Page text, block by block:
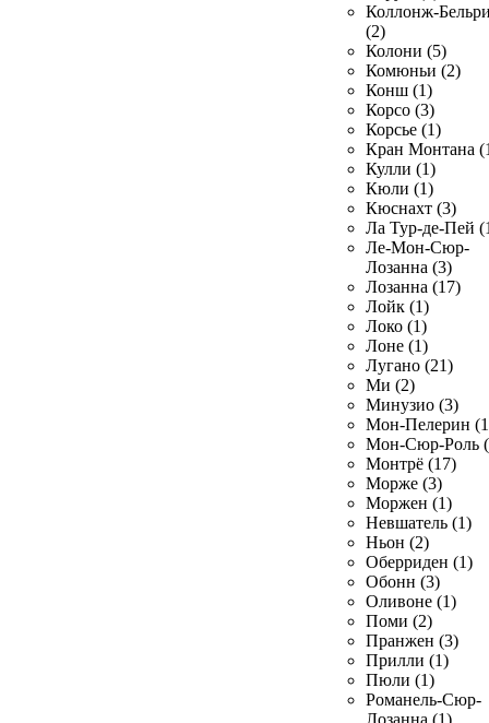
Коллонж-
(2)
Колони (5)
Комюньи (2)
Конш (1)
Корсо (3)
Корсье (1)
Кран Монтана
Кулли (1)
Кюли (1)
Кюснахт (3)
Ла Тур-де-Пей
Ле-Мон-Сюр-
Лозанна (3)
Лозанна (17)
Лойк (1)
Локо (1)
Лоне (1)
Лугано (21)
Ми (2)
Минузио (3)
Мон-Пелерин
Мон-Сюр-Роль
Монтрё (17)
Морже (3)
Моржен (1)
Невшатель (1)
Ньон (2)
Оберриден (1)
Обонн (3)
Оливоне (1)
Поми (2)
Пранжен (3)
Прилли (1)
Пюли (1)
Романель-Сюр-
Лозанна (1)